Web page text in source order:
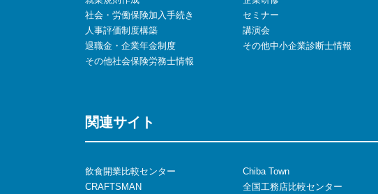
社会・労働保険加入手続き
人事評価制度構築
退職金・企業年金制度
その他社会保険労務士情報
セミナー
講演会
その他中小企業診断士情報
関連サイト
飲食開業比較センター
CRAFTSMAN
Chiba Town
全国工務店比較センター